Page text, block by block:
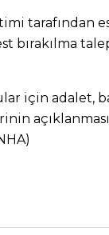
tarafından
bırakılma
için adalet,